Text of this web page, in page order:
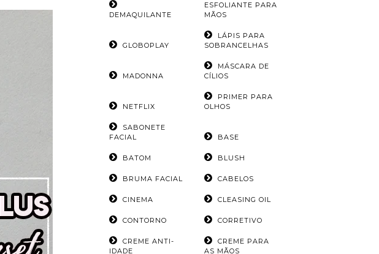
DEMAQUILANTE
ESFOLIANTE PARA
MÃOS
GLOBOPLAY
LÁPIS PARA
SOBRANCELHAS
MADONNA
MÁSCARA DE
CÍLIOS
NETFLIX
PRIMER PARA
OLHOS
SABONETE
FACIAL
BASE
BATOM BLUSH
BRUMA FACIAL CABELOS
CINEMA CLEASING OIL
CONTORNO CORRETIVO
CREME ANTI-
IDADE
CREME PARA
AS MÃOS